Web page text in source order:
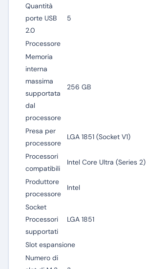
Quantità
porte USB
2.0
5
Processore
Memoria
interna
massima
supportata
dal
processore
256 GB
Presa per
processore
LGA 1851 (Socket V1)
Processori
compatibili
Intel Core Ultra (Series 2)
Produttore
processore
Intel
Socket
Processori
supportati
LGA 1851
Slot espansione
Numero di